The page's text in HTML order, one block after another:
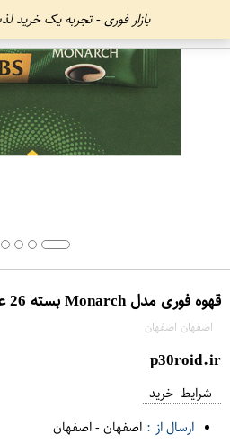
بازار فوری - تجربه یک
قهوه فوری مدل Monarch بسته 26 عددی برند جکوبس
اصفهان اصفهان
p30roid.ir
شرایط خرید
ارسال از : اصفهان-اصفهان